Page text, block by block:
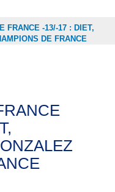
FRANCE -13/-17 : DIET,
DE FRANCE